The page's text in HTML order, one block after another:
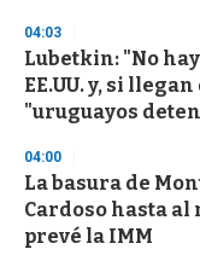
04:03
Lubetkin: "No
EE.UU. y, si
"uruguayos
04:00
La basura de
Cardoso hasta al
prevé la IMM